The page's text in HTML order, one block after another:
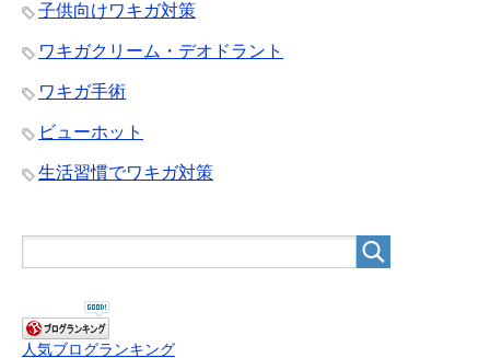
子供向けワキガ対策
ワキガクリーム・デオドラント
ワキガ手術
ビューホット
生活習慣でワキガ対策
人気ブログランキング